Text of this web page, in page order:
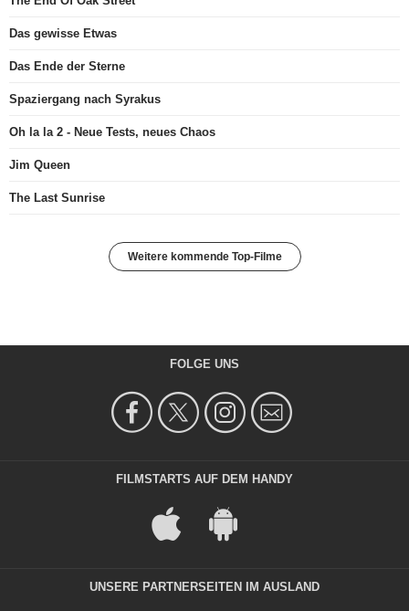
Das gewisse Etwas
Das Ende der Sterne
Spaziergang nach Syrakus
Oh la la 2 - Neue Tests, neues Chaos
Jim Queen
The Last Sunrise
Weitere kommende Top-Filme
FOLGE UNS
FILMSTARTS AUF DEM HANDY
UNSERE PARTNERSEITEN IM AUSLAND